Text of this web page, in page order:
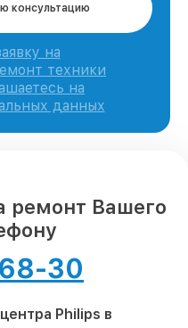
консультацию
на
техники
на
данных
ремонт Вашего
30
Philips в